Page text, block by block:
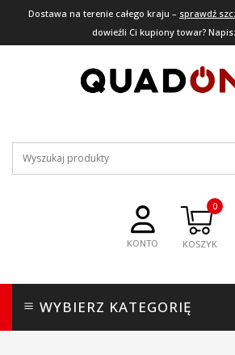
Dostawa na terenie całego kraju – sprawdź
dowieźli Ci kupiony towar?
KONTO
0
WYBIERZ KATEGORIĘ